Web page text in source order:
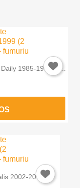
1985-1999 (2...
2002-2019 (2...